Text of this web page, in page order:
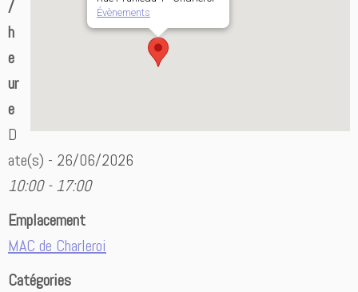
Évènements
/
h
e
ur
e
D
ate(s) - 26/06/2026
10:00 - 17:00
Emplacement
MAC de Charleroi
Catégories